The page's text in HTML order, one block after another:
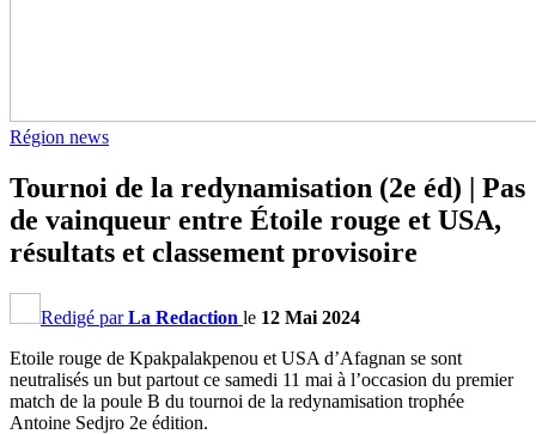
Région news
Tournoi de la redynamisation (2e éd) | Pas
de vainqueur entre Étoile rouge et USA,
résultats et classement provisoire
Redigé parLa Redaction le 12 Mai 2024
Etoile rouge de Kpakpalakpenou et USA d’Afagnan se sont
neutralisés un but partout ce samedi 11 mai à l’occasion du premier
match de la poule B du tournoi de la redynamisation trophée
Antoine Sedjro 2e édition.